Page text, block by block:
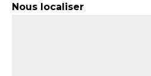
Nous localiser